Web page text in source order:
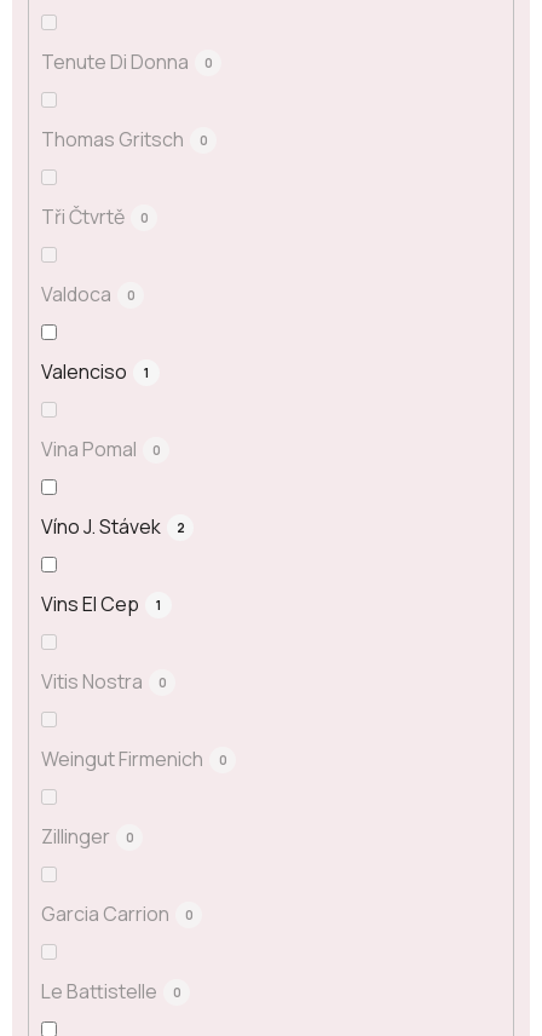
Tenute Di Donna 0
Thomas Gritsch 0
Tři Čtvrtě 0
Valdoca 0
Valenciso 1
Vina Pomal 0
Víno J. Stávek 2
Vins El Cep 1
Vitis Nostra 0
Weingut Firmenich 0
Zillinger 0
Garcia Carrion 0
Le Battistelle 0